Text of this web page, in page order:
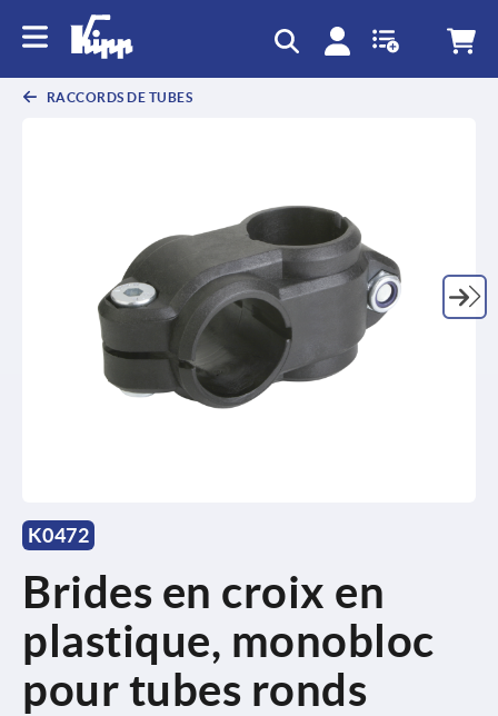
RACCORDS DE TUBES
K0472
Brides en croix en
plastique, monobloc
pour tubes ronds